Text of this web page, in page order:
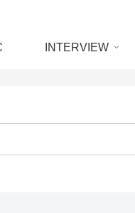
INTERVIEW